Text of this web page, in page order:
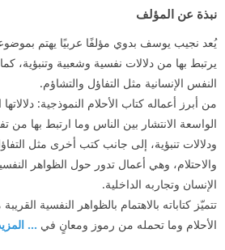
نبذة عن المؤلف
يُعد نجيب يوسف بدوي مؤلفًا عربيًا يهتم
يرتبط بها من دلالات نفسية وشعبية وتنبؤية،
النفس الإنسانية مثل التفاؤل والتشاؤم.
من أبرز أعماله كتاب الأحلام النموذجية: دلالاتها
الواسعة الانتشار بين الناس وما ارتبط بها
ودلالات تنبؤية، إلى جانب كتب أخرى مثل
والاحتلام، وهي أعمال تدور حول الظواهر
الإنسان وتجاربه الداخلية.
تتميّز كتاباته بالاهتمام بالظواهر النفسية
الأحلام وما تحمله من رموز ومعانٍ في ...